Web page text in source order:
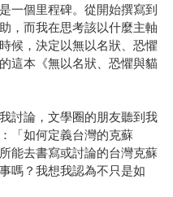
一個里程碑。從開始撰寫到
，而我在思考該以什麼主軸
候，決定以無以名狀、恐懼
這本《無以名狀、恐懼與貓
討論，文學圈的朋友聽到我
「如何定義台灣的克蘇
能去書寫或討論的台灣克蘇
嗎？我想我認為不只是如